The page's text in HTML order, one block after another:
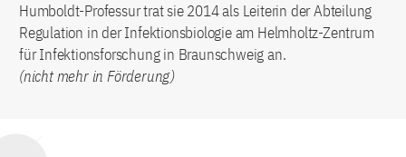
Humboldt-Professur trat sie 2014 als Leiterin der Abteilung
Regulation in der Infektionsbiologie am Helmholtz-Zentrum
für Infektionsforschung in Braunschweig an.
(nicht mehr in Förderung)